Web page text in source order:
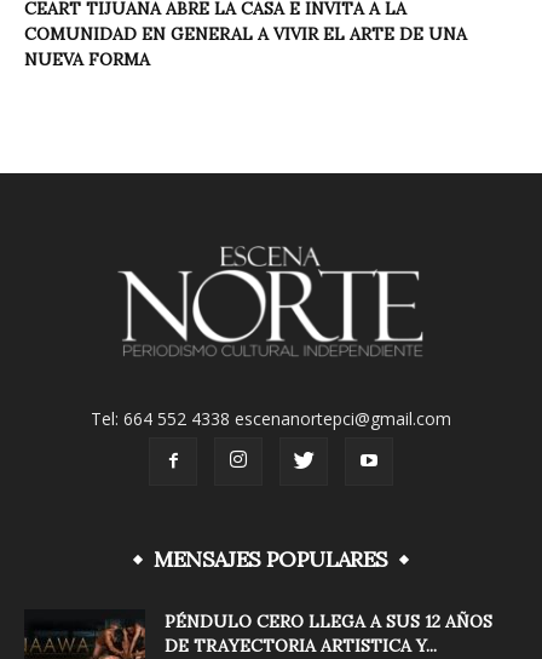
CEART TIJUANA ABRE LA CASA E INVITA A LA
COMUNIDAD EN GENERAL A VIVIR EL ARTE DE UNA
NUEVA FORMA
Tel: 664 552 4338 escenanortepci@gmail.com
MENSAJES POPULARES
PÉNDULO CERO LLEGA A SUS 12 AÑOS
DE TRAYECTORIA ARTISTICA Y...